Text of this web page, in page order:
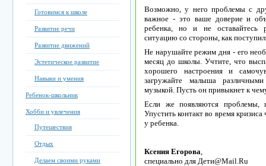
Готовимся к школе
Развитие речи
Развитие движений
Эстетическое развитие
Навыки и умения
Ребенок-школьник
Хобби и увлечения
Путешествия
Отдых
Делаем своими руками
Возможно, у него проблемы с
важное - это ваше доверие и
ребенка, но и не оставайтесь
ситуацию со стороны, как
Не нарушайте режим дня - его
месяц до школы. Учтите, что
хорошего настроения и
загружайте малыша
музыкой. Пусть он привыкнет к
Если же появляются проблемы,
Упустить контакт во время
у ребенка.
Ксения Егорова,
специально для Дети@Mail.Ru